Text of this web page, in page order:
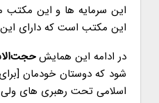
این سرمایه ها و این مکتب
این مکتب است که دارای این
در ادامه این همایش
شود که دوستان خودمان
اسلامی تحت رهبری های ولی